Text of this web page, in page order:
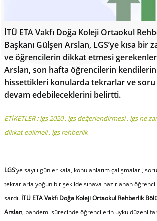
İTÜ ETA Vakfı Doğa Koleji Ortaokul
Başkanı Gülşen Arslan, LGS’ye kısa bir
ve öğrencilerin dikkat etmesi gerekenleri
Arslan, son hafta öğrencilerin
hissettikleri konularda tekrarlar ve
devam edebileceklerini belirtti.
ETİKETLER :lgs 2020, lgs değerlendirmesi, lgs ne
dikkat edilmeli, lgs rehberlik
LGS’ye sayılı günler kala, konu anlatım çalışmaları,
tekrarlarla yoğun bir şekilde sınava hazırlanan
sardı. İTÜ ETA Vakfı Doğa Koleji Ortaokul Rehberlik
Arslan, pandemi sürecinde öğrencilerin uyku düzeni